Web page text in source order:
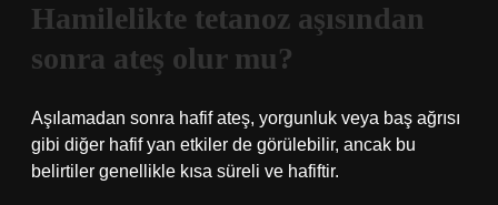
Hamilelikte tetanoz aşısından
sonra ateş olur mu?
Aşılamadan sonra hafif ateş, yorgunluk veya baş ağrısı
gibi diğer hafif yan etkiler de görülebilir, ancak bu
belirtiler genellikle kısa süreli ve hafiftir.